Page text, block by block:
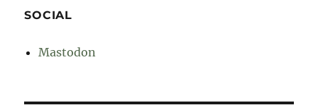
SOCIAL
Mastodon